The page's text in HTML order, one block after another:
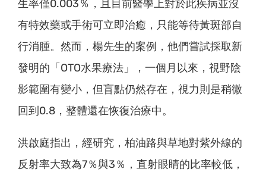
生率僅0.003％，且目前醫學上對於此疾病並沒
有特效藥或手術可立即治癒，只能等待黃斑部自
行消腫。然而，楊先生的案例，他們嘗試採取新
發明的「OTO水果療法」，一個月以來，視野陰
影範圍有變小，但盲點仍然存在，視力則是稍微
回到0.8，整體還在恢復治療中。
洪啟庭指出，經研究，柏油路與草地對紫外線的
反射率大致為7％與3％，直射眼睛的比率較低，